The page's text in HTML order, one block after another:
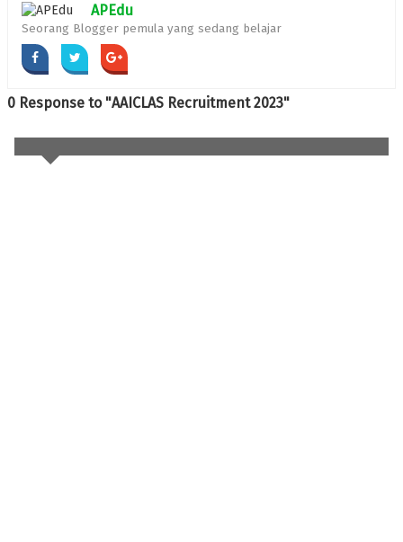
APEdu
Seorang Blogger pemula yang sedang belajar
0 Response to "AAICLAS Recruitment 2023"